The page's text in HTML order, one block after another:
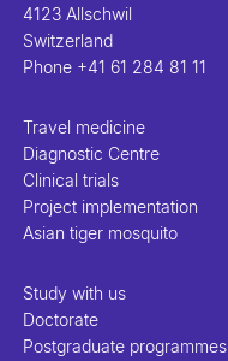
4123 Allschwil
Switzerland
Phone +41 61 284 81 11
Travel medicine
Diagnostic Centre
Clinical trials
Project implementation
Asian tiger mosquito
Study with us
Doctorate
Postgraduate programmes